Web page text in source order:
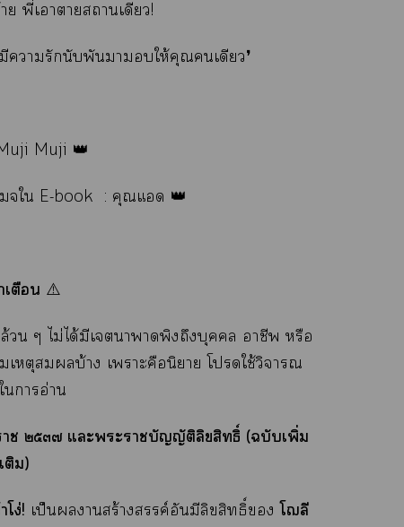
พี่เาาาเดียว!
ารักนับพันาให้คุณเดียว❜
Muji 👑
จใ E-book : คุณแ 👑
เตือน ⚠️
วน ๆ ไม่ได้มีเาาพิงถึงบุคคล าชีพ หรือ
หตุสมผลบ้าง เาะคือนิยาย โใช้วิจารณ
าอ่าน
ช ๒๕๓๗ แะะาบัญญัติลิขสิทธิ์ (ฉบับเพิ่ม
เติม)
ง่! เป็นานสร้างสรรค์อันมีลิขสิทธิ์โฌลี